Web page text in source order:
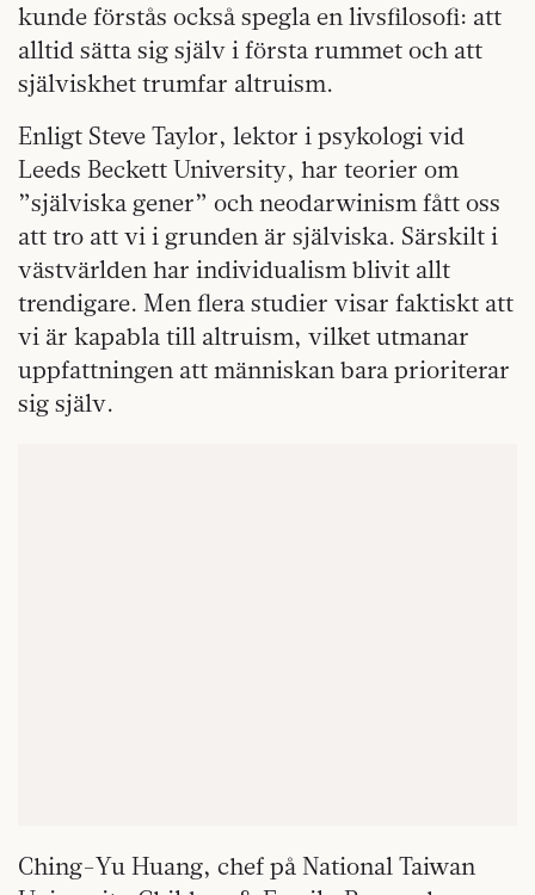
kunde förstås också spegla en livsfilosofi: att
alltid sätta sig själv i första rummet och att
själviskhet trumfar altruism.
Enligt Steve Taylor, lektor i psykologi vid
Leeds Beckett University, har teorier om
”själviska gener” och neodarwinism fått oss
att tro att vi i grunden är själviska. Särskilt i
västvärlden har individualism blivit allt
trendigare. Men flera studier visar faktiskt att
vi är kapabla till altruism, vilket utmanar
uppfattningen att människan bara prioriterar
sig själv.
Ching-Yu Huang, chef på National Taiwan